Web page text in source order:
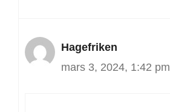
Hagefriken
mars 3, 2024, 1:42 pm